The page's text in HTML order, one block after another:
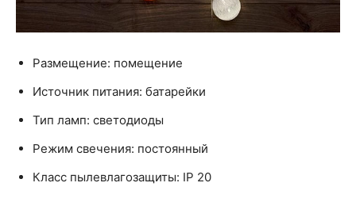
Размещение: помещение
Источник питания: батарейки
Тип ламп: светодиоды
Режим свечения: постоянный
Класс пылевлагозащиты: IP 20